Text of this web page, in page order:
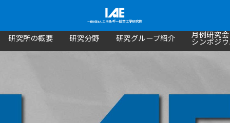
研究所の概要 研究分野 研究グループ紹介 月例研究
シンポジ